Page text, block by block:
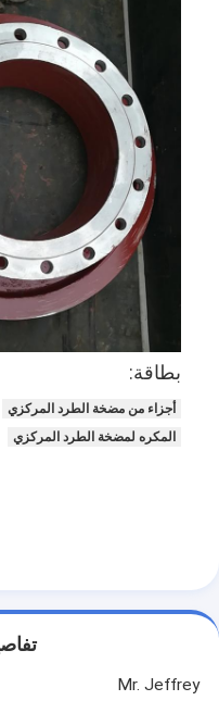
منزل
المنتجات
أشرطة فيديو
عرض الواقع الافتراضي
حولنا
جولة في المعمل
اتصل بنا
Ecer
بطاقة:
أجزاء من مضخة الطرد المركزي
المكره لمضخة الطرد المركزي
Mr. Jeffrey